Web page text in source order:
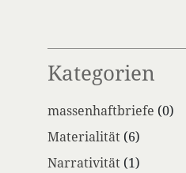
Kategorien
massenhaftbriefe (0)
Materialität (6)
Narrativität (1)